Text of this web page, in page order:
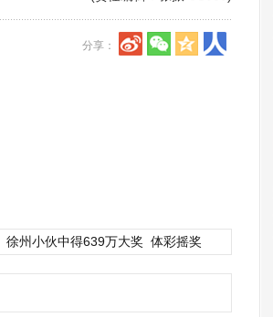
分享：
徐州小伙中得639万大奖 体彩摇奖